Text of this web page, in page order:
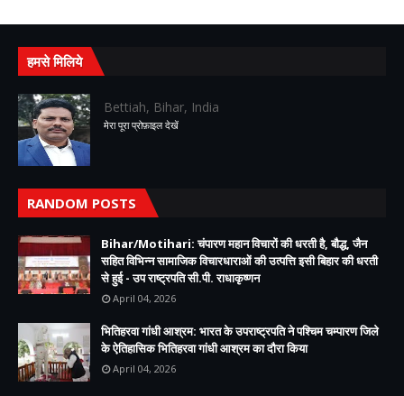
हमसे मिलिये
Bettiah, Bihar, India
मेरा पूरा प्रोफ़ाइल देखें
RANDOM POSTS
Bihar/Motihari: चंपारण महान विचारों की धरती है, बौद्ध, जैन
सहित विभिन्न सामाजिक विचारधाराओं की उत्पत्ति इसी बिहार की धरती
से हुई - उप राष्ट्रपति सी.पी. राधाकृष्णन
April 04, 2026
भितिहरवा गांधी आश्रम: भारत के उपराष्ट्रपति ने पश्चिम चम्पारण जिले
के ऐतिहासिक भितिहरवा गांधी आश्रम का दौरा किया
April 04, 2026